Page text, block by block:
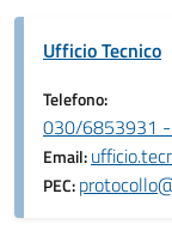
Ufficio Tecnico
Telefono:
030/6853931
Email:
PEC: